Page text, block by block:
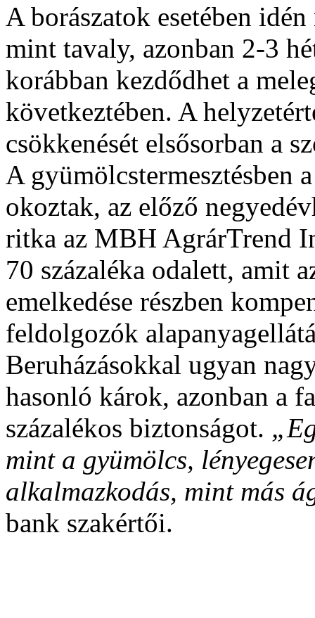
A borászatok esetében
mint tavaly, azonban 2-3
korábban kezdődhet a
következtében. A
csökkenését elsősorban a
A gyümölcstermesztésben
okoztak, az előző
ritka az MBH AgrárTrend
70 százaléka odalett, amit
emelkedése részben
feldolgozók
Beruházásokkal ugyan
hasonló károk, azonban a
százalékos biztonságot.
mint a gyümölcs,
alkalmazkodás, mint más
bank szakértői.